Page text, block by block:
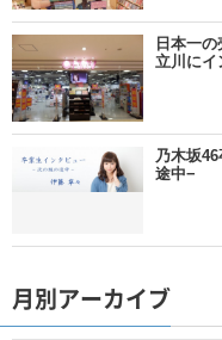
日本一
立川にイ
乃木坂
途中−
月別アーカイブ